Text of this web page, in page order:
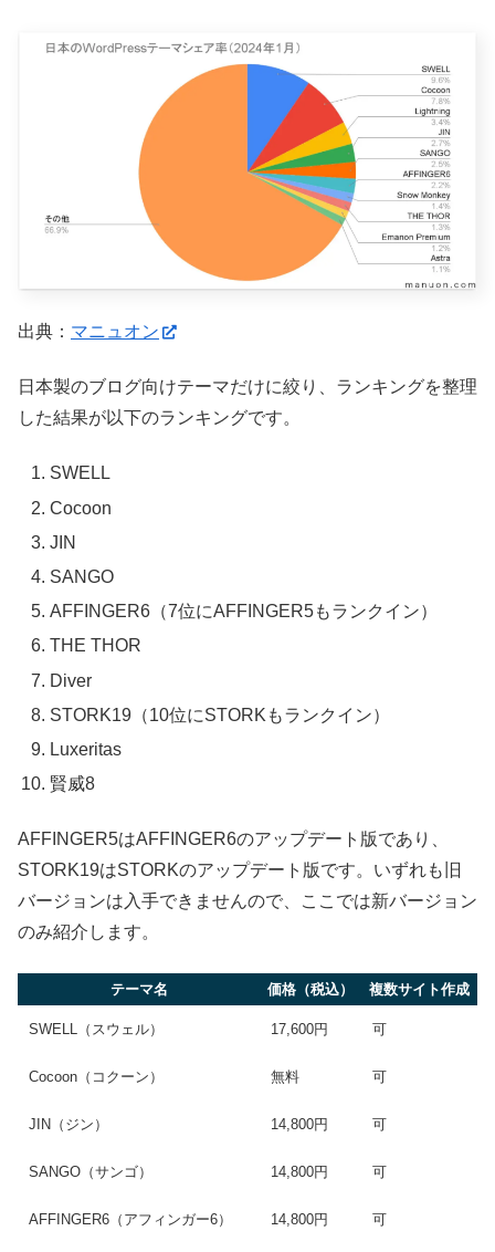
出典： マニュオン
日本製のブログ向けテーマだけに絞り、ランキングを整理
した結果が以下のランキングです。
SWELL
Cocoon
JIN
SANGO
AFFINGER6（7位にAFFINGER5もランクイン）
THE THOR
Diver
STORK19（10位にSTORKもランクイン）
Luxeritas
賢威8
AFFINGER5はAFFINGER6のアップデート版であり、
STORK19はSTORKのアップデート版です。いずれも旧
バージョンは入手できませんので、ここでは新バージョン
のみ紹介します。
テーマ名 価格（税込） 複数サイト作成
SWELL（スウェル） 17,600円 可
Cocoon（コクーン） 無料 可
JIN（ジン） 14,800円 可
SANGO（サンゴ） 14,800円 可
AFFINGER6（アフィンガー6） 14,800円 可